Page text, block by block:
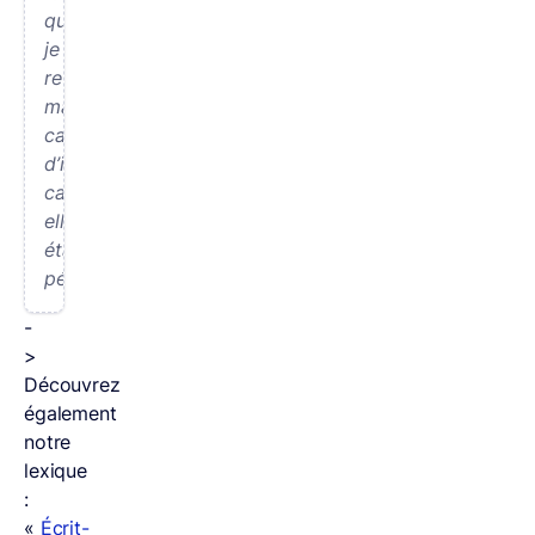
que
je
refasse
ma
carte
d’identité
car
elle
était
périmée.
-
>
Découvrez
également
notre
lexique
:
« Écrit-